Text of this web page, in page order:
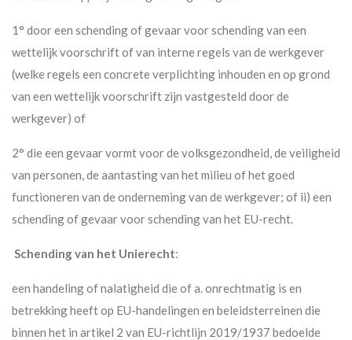
1° door een schending of gevaar voor schending van een
wettelijk voorschrift of van interne regels van de werkgever
(welke regels een concrete verplichting inhouden en op grond
van een wettelijk voorschrift zijn vastgesteld door de
werkgever) of
2° die een gevaar vormt voor de volksgezondheid, de veiligheid
van personen, de aantasting van het milieu of het goed
functioneren van de onderneming van de werkgever; of ii) een
schending of gevaar voor schending van het EU-recht.
Schending van het Unierecht:
een handeling of nalatigheid die of a. onrechtmatig is en
betrekking heeft op EU-handelingen en beleidsterreinen die
binnen het in artikel 2 van EU-richtlijn 2019/1937 bedoelde